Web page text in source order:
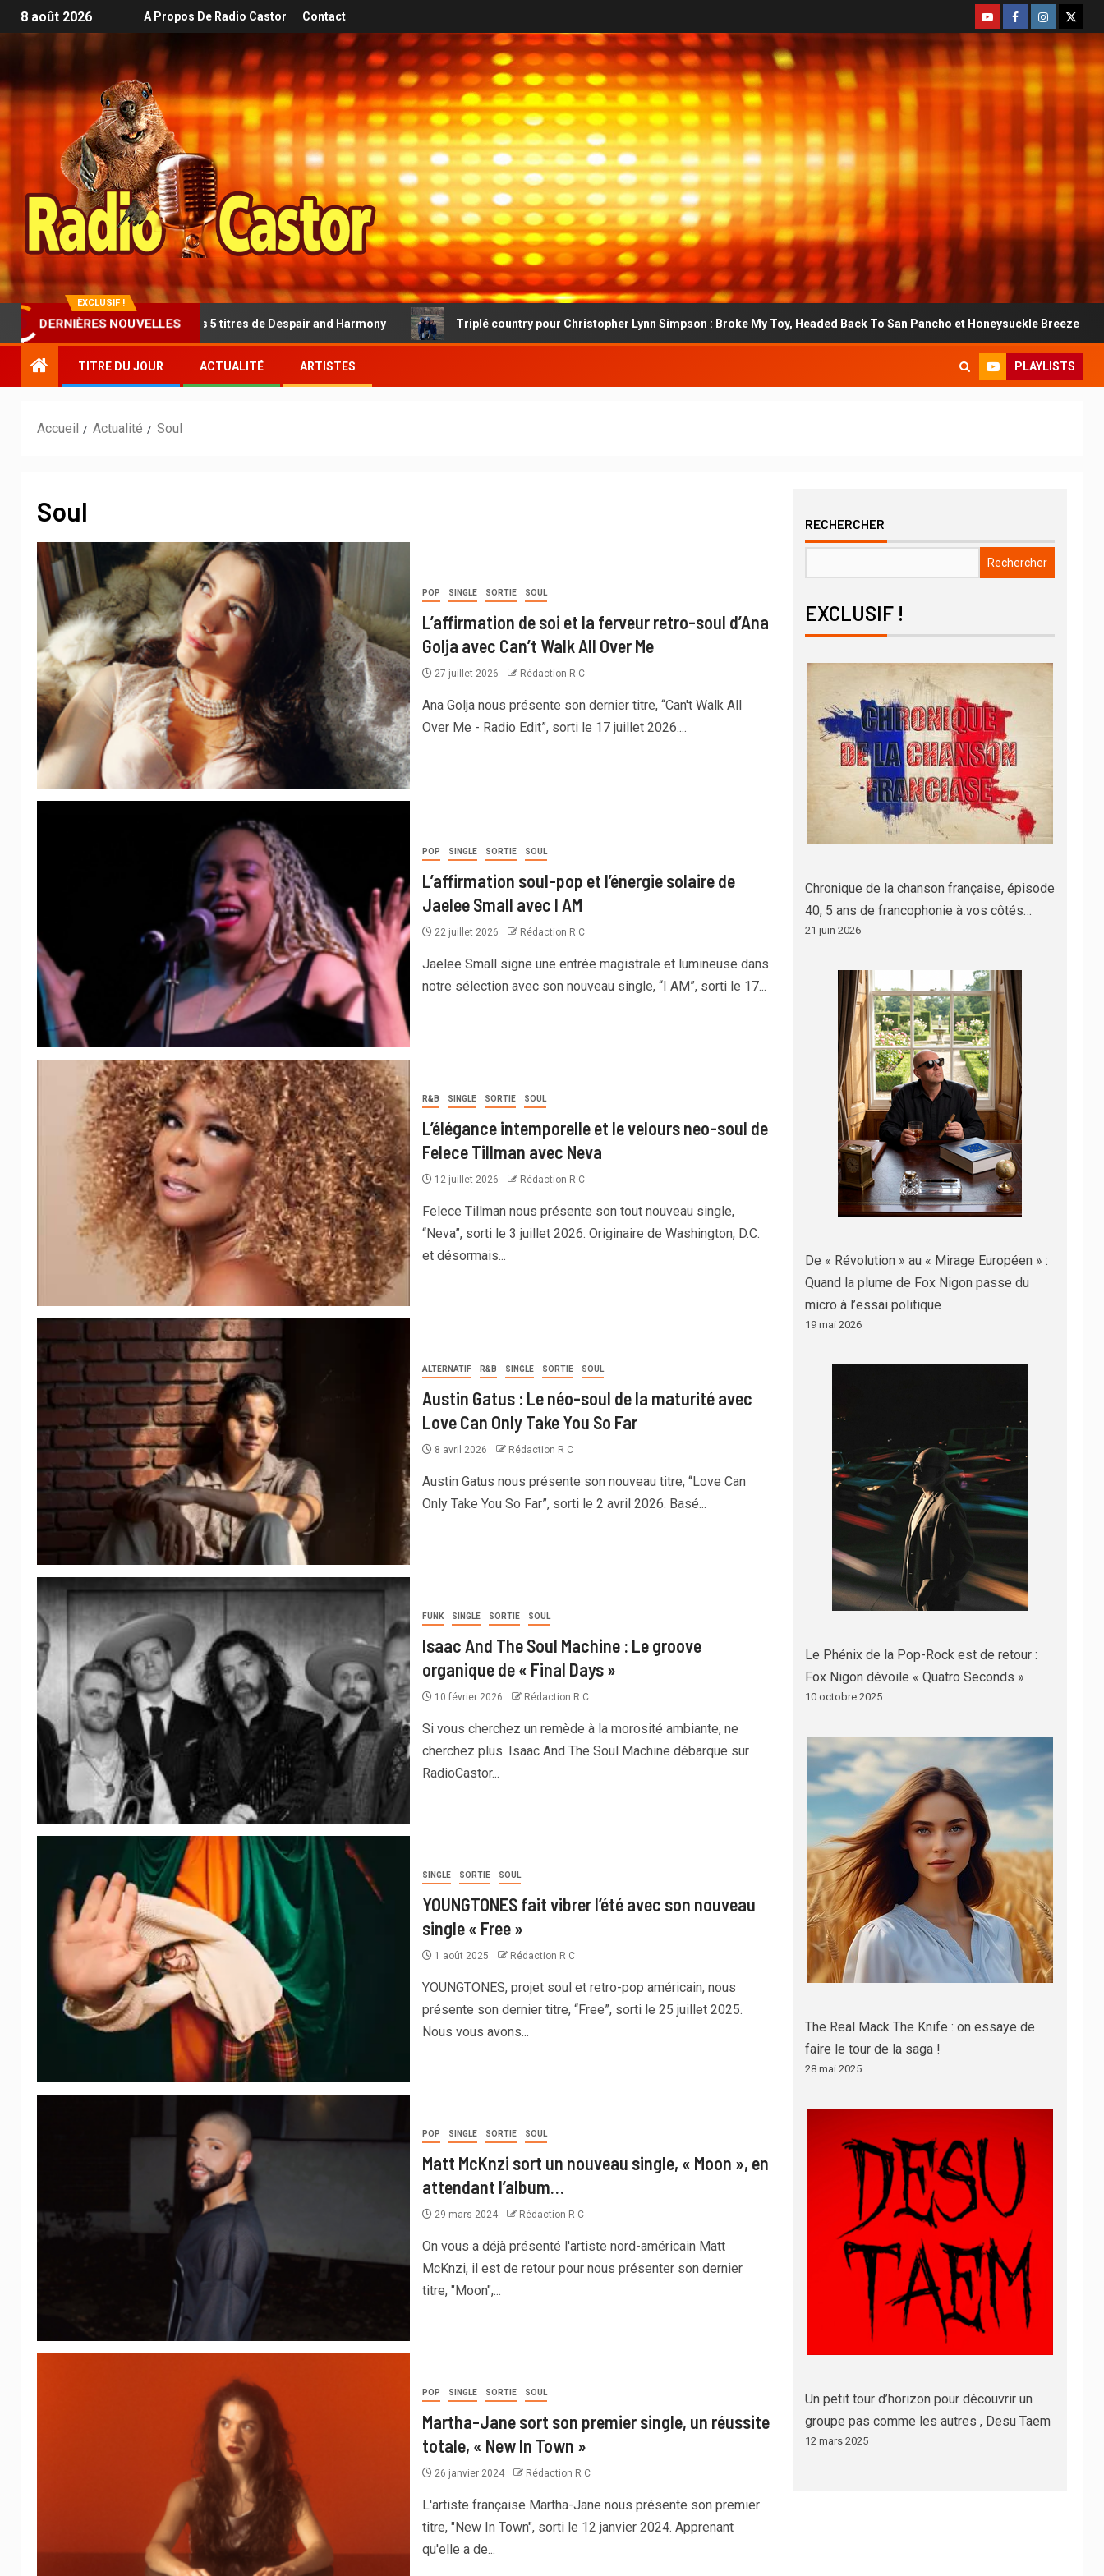
8 août 2026 A Propos De Radio Castor Contact
EXCLUSIF !
DERNIÈRES NOUVELLES
SJ5 à travers 5 titres de Despair and Harmony Triplé country pour Christopher Lynn Simpson : Broke My Toy, Headed Back To San Pancho et Honeysuckle Breeze Titre du jour
TITRE DU JOUR ACTUALITÉ ARTISTES PLAYLISTS
Accueil Actualité Soul
Soul
POP SINGLE SORTIE SOUL
L’affirmation de soi et la ferveur retro-soul d’Ana
Golja avec Can’t Walk All Over Me
27 juillet 2026 Rédaction R C
Ana Golja nous présente son dernier titre, “Can't Walk All
Over Me - Radio Edit”, sorti le 17 juillet 2026....
POP SINGLE SORTIE SOUL
L’affirmation soul-pop et l’énergie solaire de
Jaelee Small avec I AM
22 juillet 2026 Rédaction R C
Jaelee Small signe une entrée magistrale et lumineuse dans
notre sélection avec son nouveau single, “I AM”, sorti le 17...
R&B SINGLE SORTIE SOUL
L’élégance intemporelle et le velours neo-soul de
Felece Tillman avec Neva
12 juillet 2026 Rédaction R C
Felece Tillman nous présente son tout nouveau single,
“Neva”, sorti le 3 juillet 2026. Originaire de Washington, D.C.
et désormais...
ALTERNATIF R&B SINGLE SORTIE SOUL
Austin Gatus : Le néo-soul de la maturité avec
Love Can Only Take You So Far
8 avril 2026 Rédaction R C
Austin Gatus nous présente son nouveau titre, “Love Can
Only Take You So Far”, sorti le 2 avril 2026. Basé...
FUNK SINGLE SORTIE SOUL
Isaac And The Soul Machine : Le groove
organique de « Final Days »
10 février 2026 Rédaction R C
Si vous cherchez un remède à la morosité ambiante, ne
cherchez plus. Isaac And The Soul Machine débarque sur
RadioCastor...
SINGLE SORTIE SOUL
YOUNGTONES fait vibrer l’été avec son nouveau
single « Free »
1 août 2025 Rédaction R C
YOUNGTONES, projet soul et retro-pop américain, nous
présente son dernier titre, “Free”, sorti le 25 juillet 2025.
Nous vous avons...
POP SINGLE SORTIE SOUL
Matt McKnzi sort un nouveau single, « Moon », en
attendant l’album…
29 mars 2024 Rédaction R C
On vous a déjà présenté l'artiste nord-américain Matt
McKnzi, il est de retour pour nous présenter son dernier
titre, "Moon",...
POP SINGLE SORTIE SOUL
Martha-Jane sort son premier single, un réussite
totale, « New In Town »
26 janvier 2024 Rédaction R C
L'artiste française Martha-Jane nous présente son premier
titre, "New In Town", sorti le 12 janvier 2024. Apprenant
qu'elle a de...
RECHERCHER
Rechercher
EXCLUSIF !
Chronique de la chanson française, épisode
40, 5 ans de francophonie à vos côtés…
21 juin 2026
De « Révolution » au « Mirage Européen » :
Quand la plume de Fox Nigon passe du
micro à l’essai politique
19 mai 2026
Le Phénix de la Pop-Rock est de retour :
Fox Nigon dévoile « Quatro Seconds »
10 octobre 2025
The Real Mack The Knife : on essaye de
faire le tour de la saga !
28 mai 2025
Un petit tour d’horizon pour découvrir un
groupe pas comme les autres , Desu Taem
12 mars 2025